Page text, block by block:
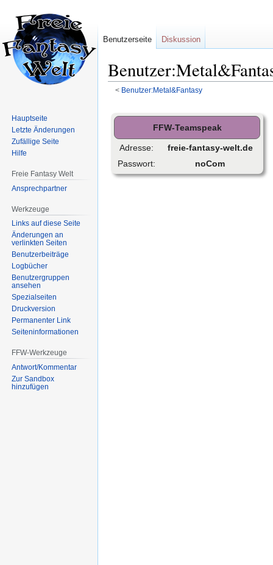
< Benutzer:Metal&Fantasy
springen
springen
FFW-Teamspeak
Adresse:
freie-fantasy-welt.de
Passwort:
noCom
Benutzerseite Diskussion
Hauptseite
Letzte Änderungen
Zufällige Seite
Hilfe
Freie Fantasy Welt
Ansprechpartner
Werkzeuge
Links auf diese Seite
Änderungen an
verlinkten Seiten
Benutzerbeiträge
Logbücher
Benutzergruppen
ansehen
Spezialseiten
Druckversion
Permanenter Link
Seiten­informationen
FFW-Werkzeuge
Antwort/Kommentar
Zur Sandbox
hinzufügen